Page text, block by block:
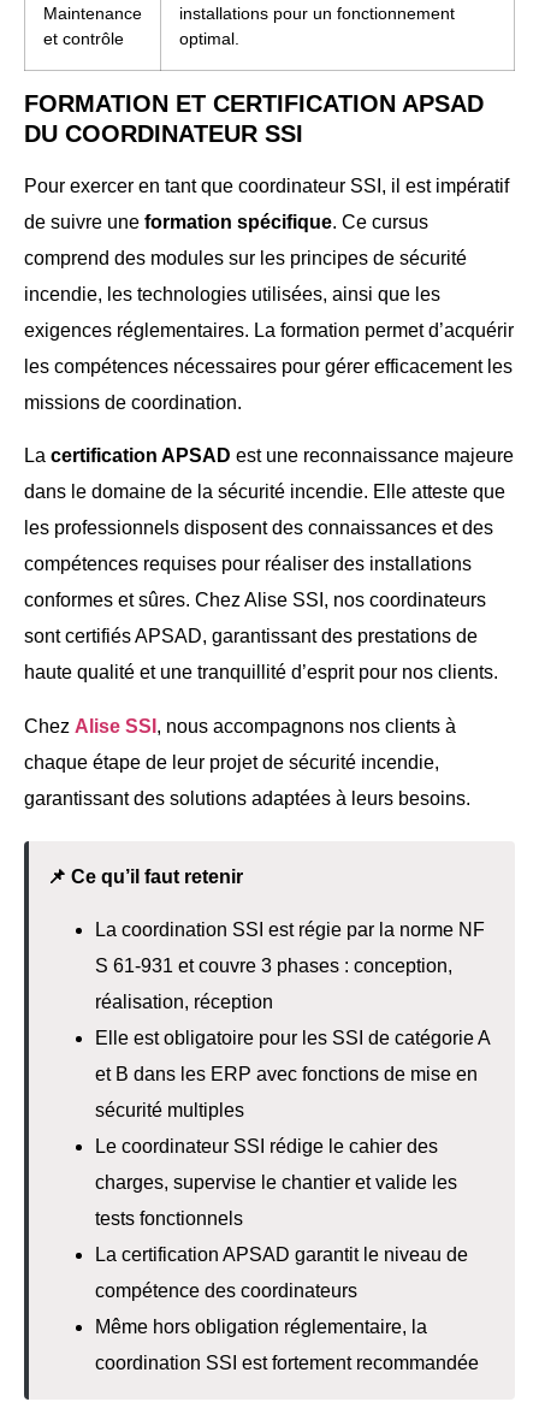
Maintenance
et contrôle
installations pour un fonctionnement
optimal.
FORMATION ET CERTIFICATION APSAD
DU COORDINATEUR SSI
Pour exercer en tant que coordinateur SSI, il est impératif
de suivre une formation spécifique. Ce cursus
comprend des modules sur les principes de sécurité
incendie, les technologies utilisées, ainsi que les
exigences réglementaires. La formation permet d’acquérir
les compétences nécessaires pour gérer efficacement les
missions de coordination.
La certification APSAD est une reconnaissance majeure
dans le domaine de la sécurité incendie. Elle atteste que
les professionnels disposent des connaissances et des
compétences requises pour réaliser des installations
conformes et sûres. Chez Alise SSI, nos coordinateurs
sont certifiés APSAD, garantissant des prestations de
haute qualité et une tranquillité d’esprit pour nos clients.
Chez Alise SSI , nous accompagnons nos clients à
chaque étape de leur projet de sécurité incendie,
garantissant des solutions adaptées à leurs besoins.
📌 Ce qu’il faut retenir
La coordination SSI est régie par la norme NF
S 61-931 et couvre 3 phases : conception,
réalisation, réception
Elle est obligatoire pour les SSI de catégorie A
et B dans les ERP avec fonctions de mise en
sécurité multiples
Le coordinateur SSI rédige le cahier des
charges, supervise le chantier et valide les
tests fonctionnels
La certification APSAD garantit le niveau de
compétence des coordinateurs
Même hors obligation réglementaire, la
coordination SSI est fortement recommandée